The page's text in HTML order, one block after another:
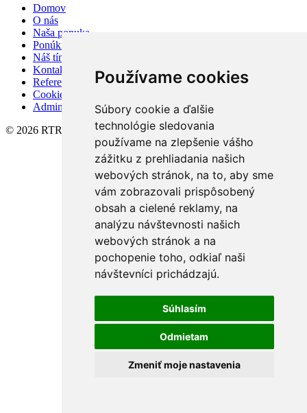
Používame cookies
Súbory cookie a ďalšie
technológie sledovania
používame na zlepšenie vášho
zážitku z prehliadania našich
webových stránok, na to, aby sme
vám zobrazovali prispôsobený
obsah a cielené reklamy, na
analýzu návštevnosti našich
webových stránok a na
pochopenie toho, odkiaľ naši
návštevníci prichádzajú.
Súhlasím
Odmietam
Zmeniť moje nastavenia
Domov
O nás
Naša ponuka
Ponúknite nám
Náš tím
Kontakt
Referencie
Cookies
Admin
© 2026 RTRE s.r.o.